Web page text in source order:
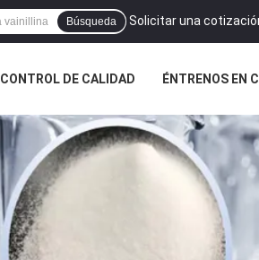
Solicitar una
Búsqueda
CONTROL DE CALIDAD ÉNTRENOS EN